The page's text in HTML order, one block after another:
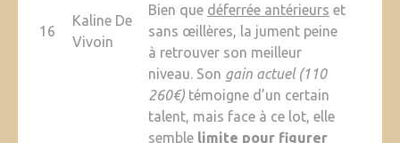
16
Kaline De
Vivoin
Bien que déferrée antérieurs et
sans œillères, la jument peine
à retrouver son meilleur
niveau. Son gain actuel (110
260€)témoigne d’un certain
talent, mais face à ce lot, elle
semble limite pour figurer